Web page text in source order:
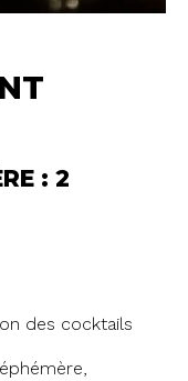
: 2
des cocktails